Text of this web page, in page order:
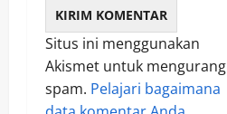
Situs ini menggunakan
Akismet untuk
spam. Pelajari bagaimana